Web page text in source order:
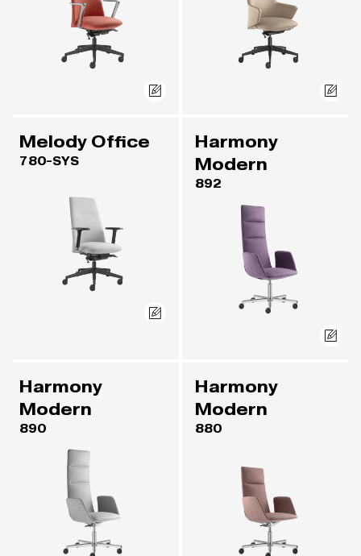
Melody Office
780-SYS
Harmony
Modern
892
Harmony
Modern
890
Harmony
Modern
880